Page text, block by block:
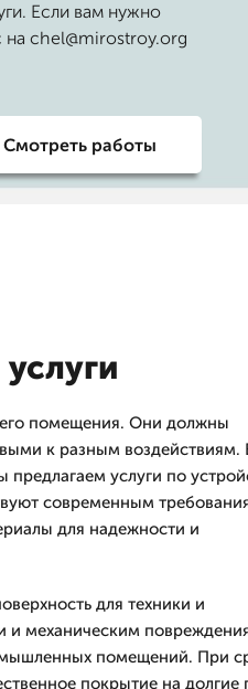
Если вам нужно
chel@mirostroy.org
Смотреть работы
помещения. Они должны
к разным воздействиям.
услуги по
современным
для надежности и
для техники и
и механическим
помещений. При
покрытие на долгие